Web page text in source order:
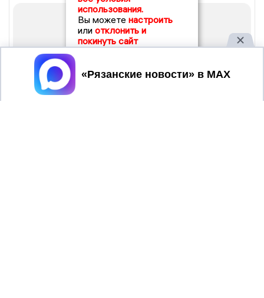
использования.
Вы можете настроить
или отклонить и
покинуть сайт
Принять